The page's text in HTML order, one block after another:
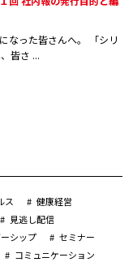
なった皆さんへ。 「シリ
皆さ ...
ス
健康経営
見逃し配信
シップ
セミナー
コミュニケーション